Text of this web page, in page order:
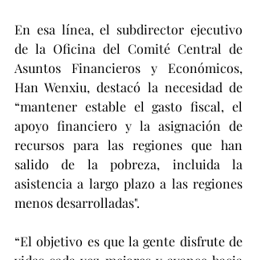
En esa línea, el subdirector ejecutivo
de la Oficina del Comité Central de
Asuntos Financieros y Económicos,
Han Wenxiu, destacó la necesidad de
“mantener estable el gasto fiscal, el
apoyo financiero y la asignación de
recursos para las regiones que han
salido de la pobreza, incluida la
asistencia a largo plazo a las regiones
menos desarrolladas".
“El objetivo es que la gente disfrute de